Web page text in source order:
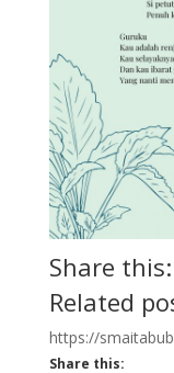
Share this:
Related
https://
Share this: